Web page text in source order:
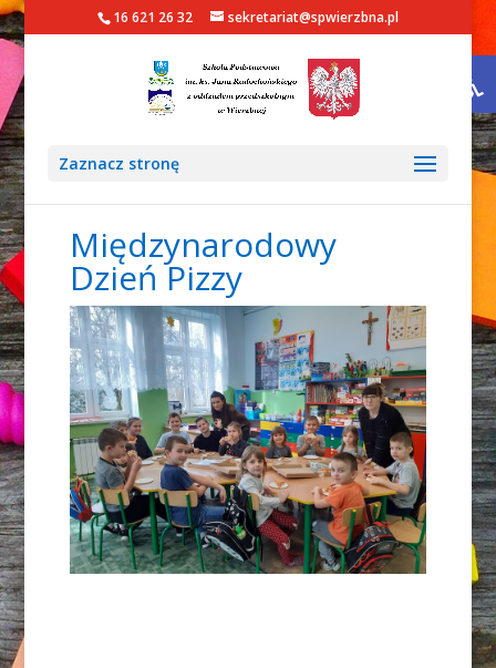
16 621 26 32 sekretariat@spwierzbna.pl
Zaznacz stronę
Międzynarodowy
Dzień Pizzy